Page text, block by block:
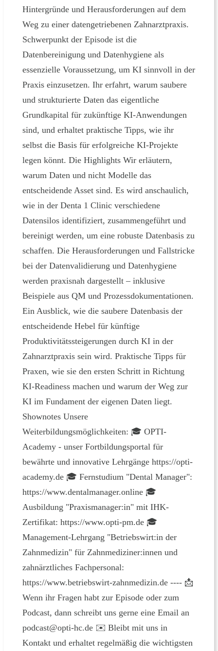
Hintergründe und Herausforderungen auf dem
Weg zu einer datengetriebenen Zahnarztpraxis.
Schwerpunkt der Episode ist die
Datenbereinigung und Datenhygiene als
essenzielle Voraussetzung, um KI sinnvoll in der
Praxis einzusetzen. Ihr erfahrt, warum saubere
und strukturierte Daten das eigentliche
Grundkapital für zukünftige KI-Anwendungen
sind, und erhaltet praktische Tipps, wie ihr
selbst die Basis für erfolgreiche KI-Projekte
legen könnt. Die Highlights Wir erläutern,
warum Daten und nicht Modelle das
entscheidende Asset sind. Es wird anschaulich,
wie in der Denta 1 Clinic verschiedene
Datensilos identifiziert, zusammengeführt und
bereinigt werden, um eine robuste Datenbasis zu
schaffen. Die Herausforderungen und Fallstricke
bei der Datenvalidierung und Datenhygiene
werden praxisnah dargestellt – inklusive
Beispiele aus QM und Prozessdokumentationen.
Ein Ausblick, wie die saubere Datenbasis der
entscheidende Hebel für künftige
Produktivitätssteigerungen durch KI in der
Zahnarztpraxis sein wird. Praktische Tipps für
Praxen, wie sie den ersten Schritt in Richtung
KI-Readiness machen und warum der Weg zur
KI im Fundament der eigenen Daten liegt.
Shownotes Unsere
Weiterbildungsmöglichkeiten: 🎓 OPTI-
Academy - unser Fortbildungsportal für
bewährte und innovative Lehrgänge https://opti-
academy.de 🎓 Fernstudium "Dental Manager":
https://www.dentalmanager.online 🎓
Ausbildung "Praxismanager:in" mit IHK-
Zertifikat: https://www.opti-pm.de 🎓
Management-Lehrgang "Betriebswirt:in der
Zahnmedizin" für Zahnmediziner:innen und
zahnärztliches Fachpersonal:
https://www.betriebswirt-zahnmedizin.de ---- 📩
Wenn ihr Fragen habt zur Episode oder zum
Podcast, dann schreibt uns gerne eine Email an
podcast@opti-hc.de ✉️ Bleibt mit uns in
Kontakt und erhaltet regelmäßig die wichtigsten